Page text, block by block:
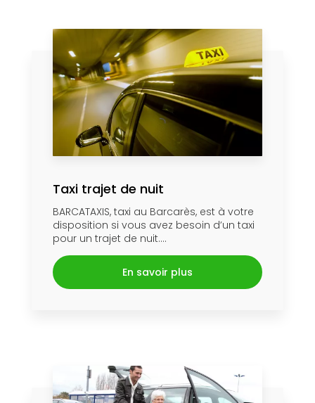
Taxi trajet de nuit
BARCATAXIS, taxi au Barcarès, est à votre
disposition si vous avez besoin d’un taxi
pour un trajet de nuit....
En savoir plus